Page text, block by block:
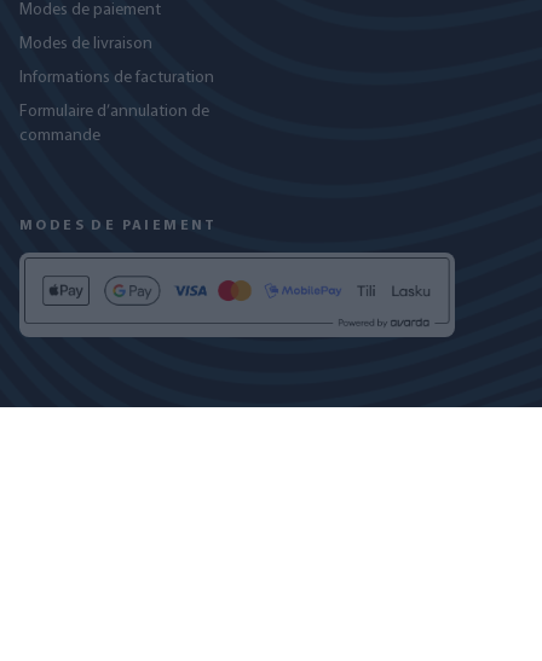
Modes de paiement
Modes de livraison
Informations de facturation
Formulaire d’annulation de
commande
MODES DE PAIEMENT